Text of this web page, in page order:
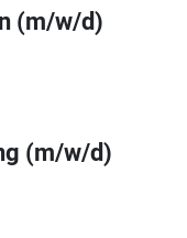
(m/w/d)
(m/w/d)